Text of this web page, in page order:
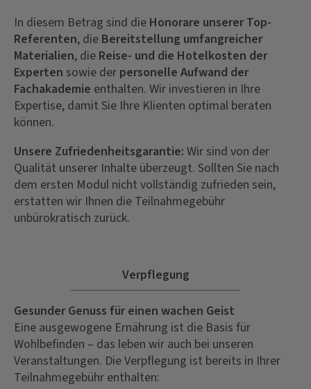
In diesem Betrag sind die Honorare unserer Top-
Referenten, die Bereitstellung umfangreicher
Materialien, die Reise- und die Hotelkosten der
Experten sowie der personelle Aufwand der
Fachakademie enthalten. Wir investieren in Ihre
Expertise, damit Sie Ihre Klienten optimal beraten
können.
Unsere Zufriedenheitsgarantie: Wir sind von der
Qualität unserer Inhalte überzeugt. Sollten Sie nach
dem ersten Modul nicht vollständig zufrieden sein,
erstatten wir Ihnen die Teilnahmegebühr
unbürokratisch zurück.
Verpflegung
Gesunder Genuss für einen wachen Geist
Eine ausgewogene Ernährung ist die Basis für
Wohlbefinden – das leben wir auch bei unseren
Veranstaltungen. Die Verpflegung ist bereits in Ihrer
Teilnahmegebühr enthalten: